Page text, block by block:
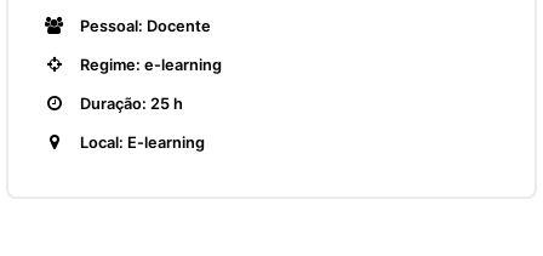
Pessoal: Docente
Regime: e-learning
Duração: 25 h
Local: E-learning